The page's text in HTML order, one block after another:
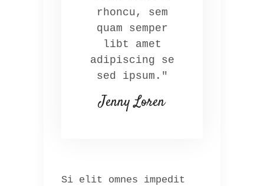
rhoncu, sem
quam semper
libt amet
adipiscing se
sed ipsum."
Jenny Loren
Si elit omnes impedit